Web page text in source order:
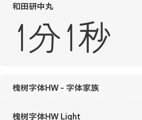
和田研中丸
1分1秒
槐树字体HW - 字体家族
槐树字体HW Light